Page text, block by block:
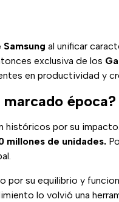
al unificar
exclusiva de los
en productividad y
época?
históricos por su
millones de unidades.
por su equilibrio y
lo volvió una